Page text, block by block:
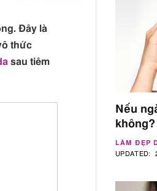
Đây là
thức
sau tiêm
Nếu
LÀM ĐẸP
UPDATED: